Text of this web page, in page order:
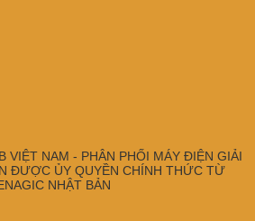
VIỆT NAM - PHÂN PHỐI MÁY ĐIỆN GIẢI
ĐƯỢC ỦY QUYỀN CHÍNH THỨC TỪ
NHẬT BẢN